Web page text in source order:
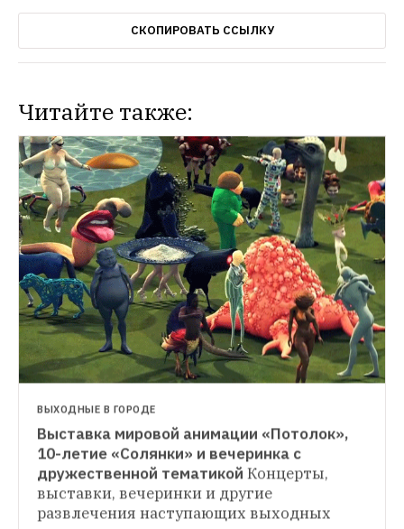
СКОПИРОВАТЬ ССЫЛКУ
Читайте также:
ВЫХОДНЫЕ ДОМА
«Оранжевый — хит сезона», запись
концерта «Planetarium» и головоломка с
ФИЛЬМЫ НЕДЕЛИ
«Мумия», «Анна Каренина. История
Вронского», «Манифесто»Зомби-
апокалипсис в компании мумий,
воспоминания об Анне Карениной
ВЫХОДНЫЕ В ГОРОДЕ
Выставка мировой анимации «Потолок»,
10-летие «Солянки» и вечеринка с
дружественной тематикой Концерты,
выставки, вечеринки и другие
развлечения наступающих выходных